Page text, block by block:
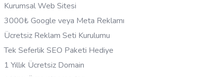
Kurumsal Web Sitesi
3000₺ Google veya Meta Reklamı
Ücretsiz Reklam Seti Kurulumu
Tek Seferlik SEO Paketi Hediye
1 Yıllık Ücretsiz Domain